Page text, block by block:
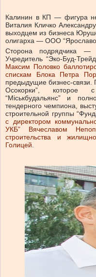
Калинин в КП — фигура
Виталия Кличко
выходцем из бизнеса
олигарха — ООО
Сторона подрядчика —
Учредитель “Эко-Буд-
Максим Половко
спискам Блока Петра
предыдущие бизнес-
Осокорки”, которое
“Міськбудальянс” и
тендерного чемпиона,
строительной группы
с директором
УКБ” Вячеславом
строительства и
Голицей